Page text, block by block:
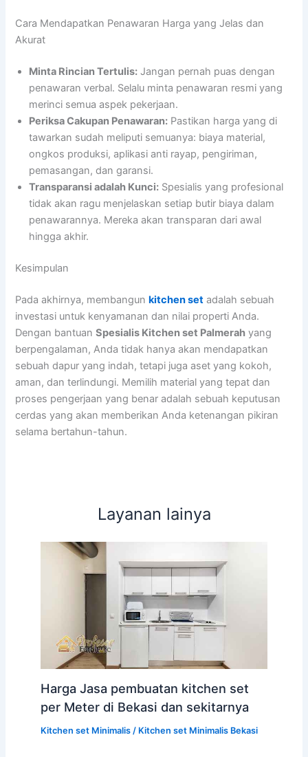
Cara Mendapatkan Penawaran Harga yang Jelas dan
Akurat
Minta Rincian Tertulis: Jangan pernah puas dengan
penawaran verbal. Selalu minta penawaran resmi yang
merinci semua aspek pekerjaan.
Periksa Cakupan Penawaran: Pastikan harga yang di
tawarkan sudah meliputi semuanya: biaya material,
ongkos produksi, aplikasi anti rayap, pengiriman,
pemasangan, dan garansi.
Transparansi adalah Kunci: Spesialis yang profesional
tidak akan ragu menjelaskan setiap butir biaya dalam
penawarannya. Mereka akan transparan dari awal
hingga akhir.
Kesimpulan
Pada akhirnya, membangunkitchen set adalah sebuah
investasi untuk kenyamanan dan nilai properti Anda.
Dengan bantuanSpesialis Kitchen set Palmerah yang
berpengalaman, Anda tidak hanya akan mendapatkan
sebuah dapur yang indah, tetapi juga aset yang kokoh,
aman, dan terlindungi. Memilih material yang tepat dan
proses pengerjaan yang benar adalah sebuah keputusan
cerdas yang akan memberikan Anda ketenangan pikiran
selama bertahun-tahun.
Layanan lainya
Harga Jasa pembuatan kitchen set
per Meter di Bekasi dan sekitarnya
Kitchen set Minimalis/ Kitchen set Minimalis Bekasi